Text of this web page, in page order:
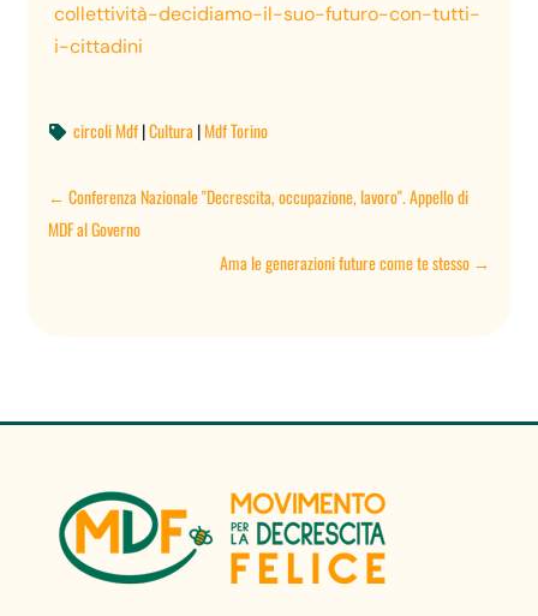
collettività-decidiamo-il-suo-futuro-con-tutti-
i-cittadini
 circoli Mdf|Cultura|Mdf Torino
←Conferenza Nazionale "Decrescita, occupazione, lavoro". Appello di
MDF al Governo
Ama le generazioni future come te stesso→